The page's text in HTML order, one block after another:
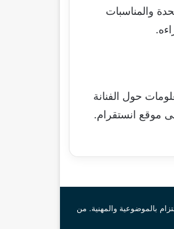
والمناسبات
حول الفنانة
موقع انستقرام.
بالموضوعية والمهنية. من